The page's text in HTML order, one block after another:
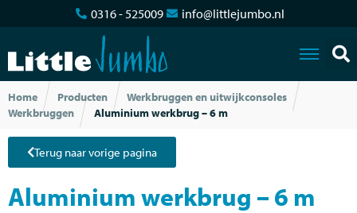
0316 - 525009 info@littlejumbo.nl
Home Producten
Werkbruggen en uitwijkconsoles
Werkbruggen
Aluminium werkbrug – 6 m
Terug naar vorige pagina
Aluminium werkbrug – 6 m